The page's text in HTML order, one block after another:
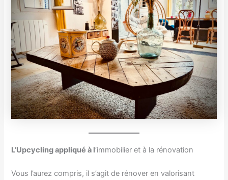
L’Upcycling appliqué à l‘immobilier et à la rénovation
Vous l’aurez compris, il s’agit de rénover en valorisant